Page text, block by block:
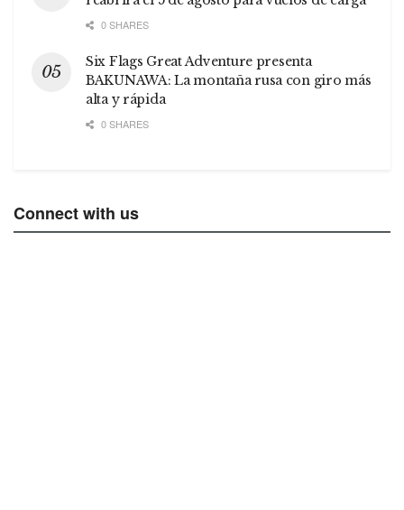
0 SHARES
Six Flags Great Adventure presenta
BAKUNAWA: La montaña rusa con giro más
alta y rápida
0 SHARES
Connect with us